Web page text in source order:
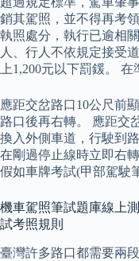
銷其駕照，並不得再考
執照處分，執行已逾相
人、行人不依規定接受
上1,200元以下罰鍰。
應距交岔路口10公尺前
路口後再右轉。 應距交
換入外側車道，行駛到
在剛過停止線時立即右
假如車牌考試(甲部駕駛
機車駕照筆試題庫線上
試考照規則
臺灣許多路口都需要兩